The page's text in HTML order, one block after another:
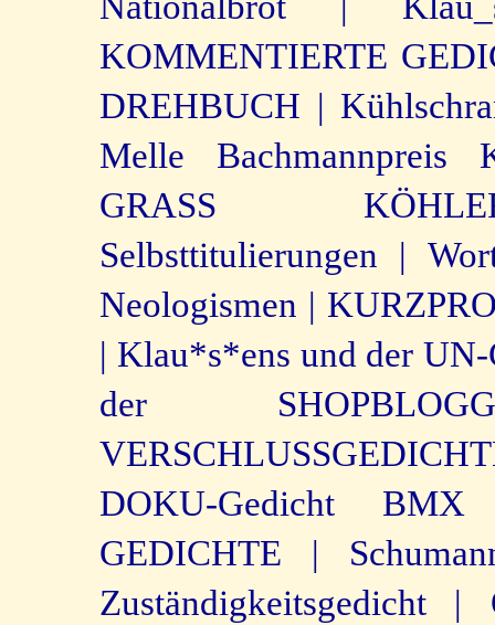
KOMMENTIERTE
DREHBUCH |
Melle Bachmannpreis
GRASS
Selbsttitulierungen |
Neologismen |
| Klau*s*ens und der UN-
der
DOKU-Gedicht
GEDICHTE |
Zuständigkeitsgedicht |